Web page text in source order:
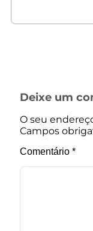
Deixe um
O seu
Campos
Comentário *